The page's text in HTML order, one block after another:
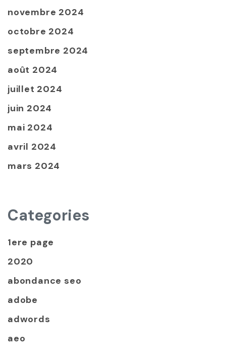
novembre 2024
octobre 2024
septembre 2024
août 2024
juillet 2024
juin 2024
mai 2024
avril 2024
mars 2024
Categories
1ere page
2020
abondance seo
adobe
adwords
aeo